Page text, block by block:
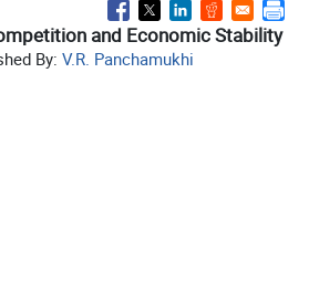
and Economic Stability
By: V.R. Panchamukhi